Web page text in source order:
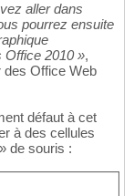
aller dans
pourrez ensuite
Office 2010 »,
des Office Web
défaut à cet
à des cellules
de souris :